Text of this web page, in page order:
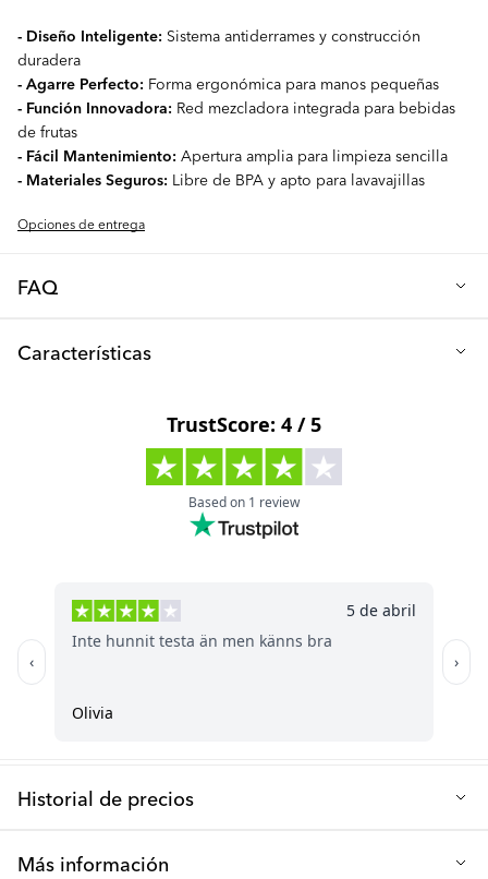
- Diseño Inteligente: Sistema antiderrames y construcción
duradera
- Agarre Perfecto: Forma ergonómica para manos pequeñas
- Función Innovadora: Red mezcladora integrada para bebidas
de frutas
- Fácil Mantenimiento: Apertura amplia para limpieza sencilla
- Materiales Seguros: Libre de BPA y apto para lavavajillas
Opciones de entrega
FAQ
Gateadores?
sello a prueba de derrames que se puede quitar para limpiarlo
para lavavajillas (solo en el estante superior) para su
conveniencia. Además, la amplia apertura facilita el rellenado y
la limpieza. Tenga en cuenta que el sello de silicona puede
necesitar ser reemplazado si muestra signos de daño o
P: ¿Es fácil de limpiar el Vaso para Gateadores?
¡Por supuesto! Al igual que todas nuestras botellas y vasos, el
Vaso para Gateadores cuenta con una amplia apertura que
simplifica tanto el proceso de rellenado como el de limpieza.
Características
Diámetro (cm): 7,5
Capacidad (ml): 300
Edad recomendada: 8 meses en adelante
Libre de BPA
Apto para lavavajillas: Sí, en la bandeja superior
Historial de precios
Más información